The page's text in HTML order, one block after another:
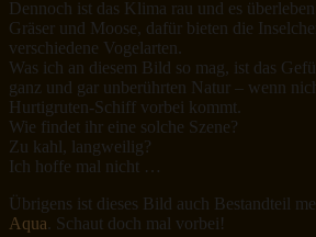
Dennoch ist das Klima rau und es
Gräser und Moose, dafür bieten die
verschiedene Vogelarten.
Was ich an diesem Bild so mag, ist das
ganz und gar unberührten Natur – wenn
Hurtigruten-Schiff vorbei kommt.
Wie findet ihr eine solche Szene?
Zu kahl, langweilig?
Ich hoffe mal nicht …
Übrigens ist dieses Bild auch Bestandteil
Aqua. Schaut doch mal vorbei!